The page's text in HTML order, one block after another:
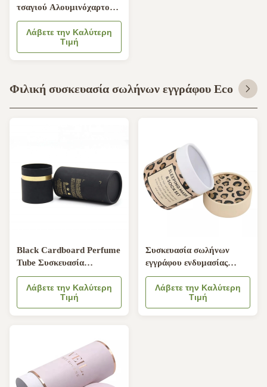
τσαγιού Αλουμινόχαρτο
Στρογγυλά δοχεία για
προϊόντα διατροφής
Συσκευασία καραμέλας
Λάβετε την Καλύτερη
Τιμή
Φιλική συσκευασία σωλήνων εγγράφου Eco
Black Cardboard Perfume
Tube Συσκευασία
Bronzing στρογγυλό
δοχείο για μπουκάλια
καλλυντικών
Λάβετε την Καλύτερη
Τιμή
Συσκευασία σωλήνων
εγγράφου ενδυμασίας
εκτύπωσης συνήθειας,
εμπορευματοκιβώτιο
σωλήνων χαρτονιού
Λάβετε την Καλύτερη
Τιμή